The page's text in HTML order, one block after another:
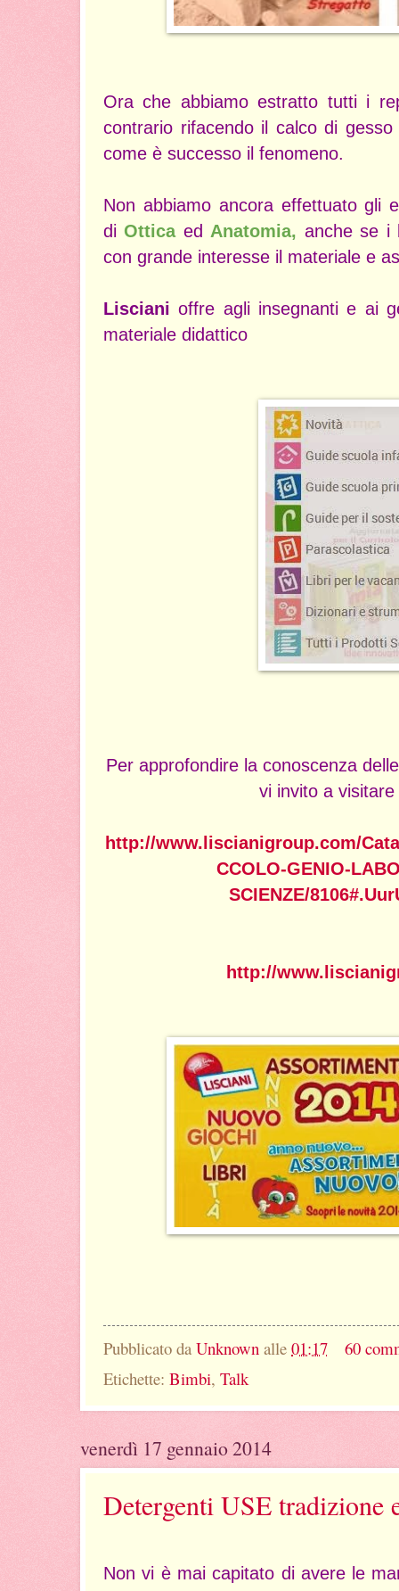
Ora che abbiamo estratto tutti i
contrario rifacendo il calco di
come è successo il fenomeno.
Non abbiamo ancora effettuato gli
di Otticaed Anatomia, anche se i
con grande interesse il materiale e
Liscianioffre agli insegnanti e ai
materiale didattico
Per approfondire la conoscenza
vi invito a visitare
http://www.liscianigroup.com/
CCOLO-GENIO-
SCIENZE/
http://
Pubblicato da Unknown alle 01:17
60
Etichette: Bimbi, Talk
venerdì 17 gennaio 2014
Detergenti USE tradizione
Non vi è mai capitato di avere le